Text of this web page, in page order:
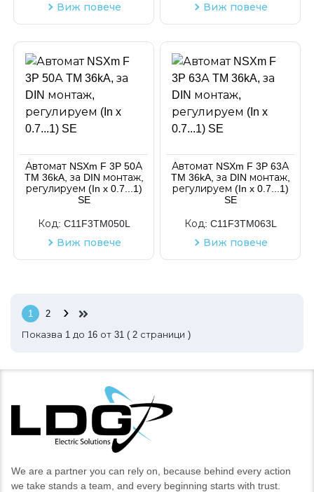
Виж повече
Виж повече
Автомат NSXm F 3P 50А
TM 36kA, за DIN монтаж,
регулируем (In x 0.7...1)
SE
Код: C11F3TM050L
Виж повече
Автомат NSXm F 3P 63А
TM 36kA, за DIN монтаж,
регулируем (In x 0.7...1)
SE
Код: C11F3TM063L
Виж повече
1 2 ›
Показва 1 до 16 от 31 ( 2 страници )
We are a partner you can rely on, because behind every action
we take stands a team, and every beginning starts with trust.